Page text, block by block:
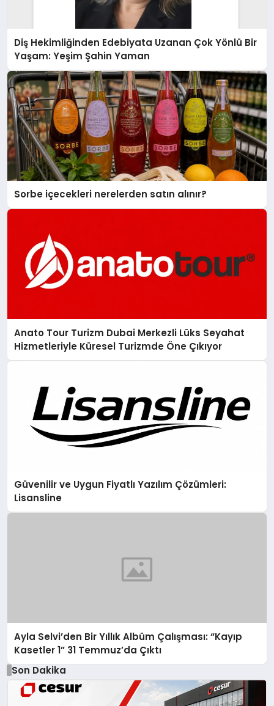
Diş Hekimliğinden Edebiyata Uzanan Çok Yönlü Bir
Yaşam: Yeşim Şahin Yaman
Sorbe içecekleri nerelerden satın alınır?
Anato Tour Turizm Dubai Merkezli Lüks Seyahat
Hizmetleriyle Küresel Turizmde Öne Çıkıyor
Güvenilir ve Uygun Fiyatlı Yazılım Çözümleri:
Lisansline
Ayla Selvi’den Bir Yıllık Albüm Çalışması: “Kayıp
Kasetler 1” 31 Temmuz’da Çıktı
Son Dakika